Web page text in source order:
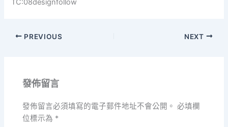
PREVIOUS NEXT
發佈留言
發佈留言必須填寫的電子郵件地址不會公開。 必填欄
位標示為 *